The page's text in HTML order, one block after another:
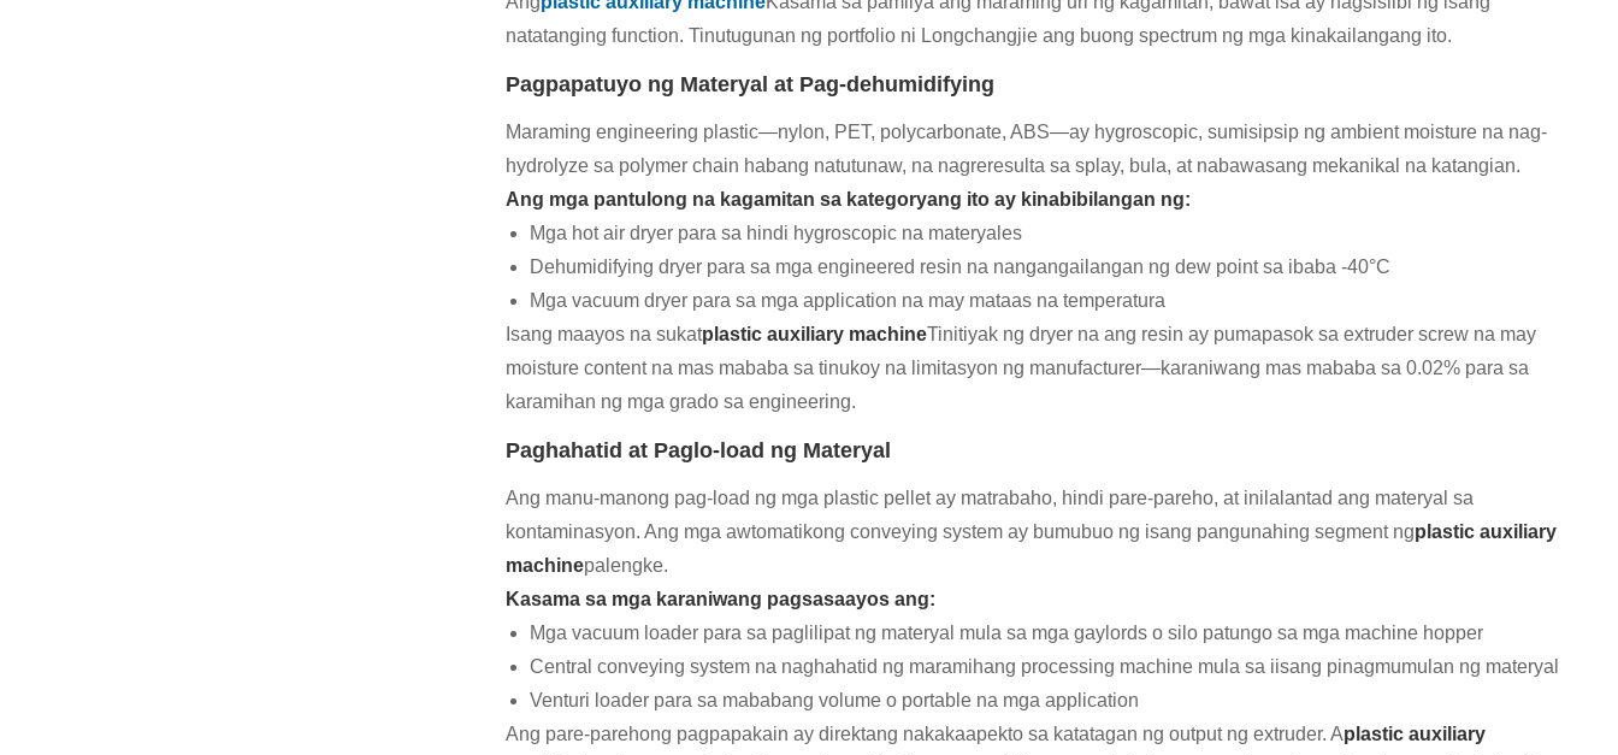
natatanging function. Tinutugunan ng portfolio ni Longchangjie ang buong spectrum ng mga kinakailangang ito.
Pagpapatuyo ng Materyal at Pag-dehumidifying
Maraming engineering plastic—nylon, PET, polycarbonate, ABS—ay hygroscopic, sumisipsip ng ambient moisture na nag-
hydrolyze sa polymer chain habang natutunaw, na nagreresulta sa splay, bula, at nabawasang mekanikal na katangian.
Ang mga pantulong na kagamitan sa kategoryang ito ay kinabibilangan ng:
Mga hot air dryer para sa hindi hygroscopic na materyales
Dehumidifying dryer para sa mga engineered resin na nangangailangan ng dew point sa ibaba -40°C
Mga vacuum dryer para sa mga application na may mataas na temperatura
Isang maayos na sukatplastic auxiliary machineTinitiyak ng dryer na ang resin ay pumapasok sa extruder screw na may
moisture content na mas mababa sa tinukoy na limitasyon ng manufacturer—karaniwang mas mababa sa 0.02% para sa
karamihan ng mga grado sa engineering.
Paghahatid at Paglo-load ng Materyal
Ang manu-manong pag-load ng mga plastic pellet ay matrabaho, hindi pare-pareho, at inilalantad ang materyal sa
kontaminasyon. Ang mga awtomatikong conveying system ay bumubuo ng isang pangunahing segment ngplastic auxiliary
machinepalengke.
Kasama sa mga karaniwang pagsasaayos ang:
Mga vacuum loader para sa paglilipat ng materyal mula sa mga gaylords o silo patungo sa mga machine hopper
Central conveying system na naghahatid ng maramihang processing machine mula sa iisang pinagmumulan ng materyal
Venturi loader para sa mababang volume o portable na mga application
Ang pare-parehong pagpapakain ay direktang nakakaapekto sa katatagan ng output ng extruder. Aplastic auxiliary